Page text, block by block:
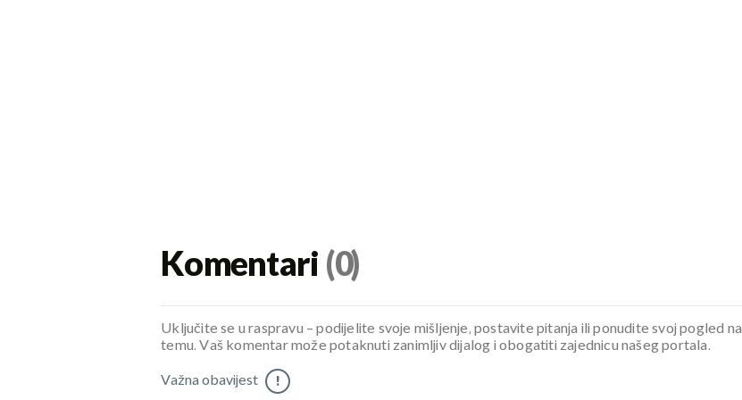
Komentari (0)
Uključite se u raspravu – podijelite svoje mišljenje, postavite pitanja ili ponudite svoj pogled na
temu. Vaš komentar može potaknuti zanimljiv dijalog i obogatiti zajednicu našeg portala.
Važna obavijest !